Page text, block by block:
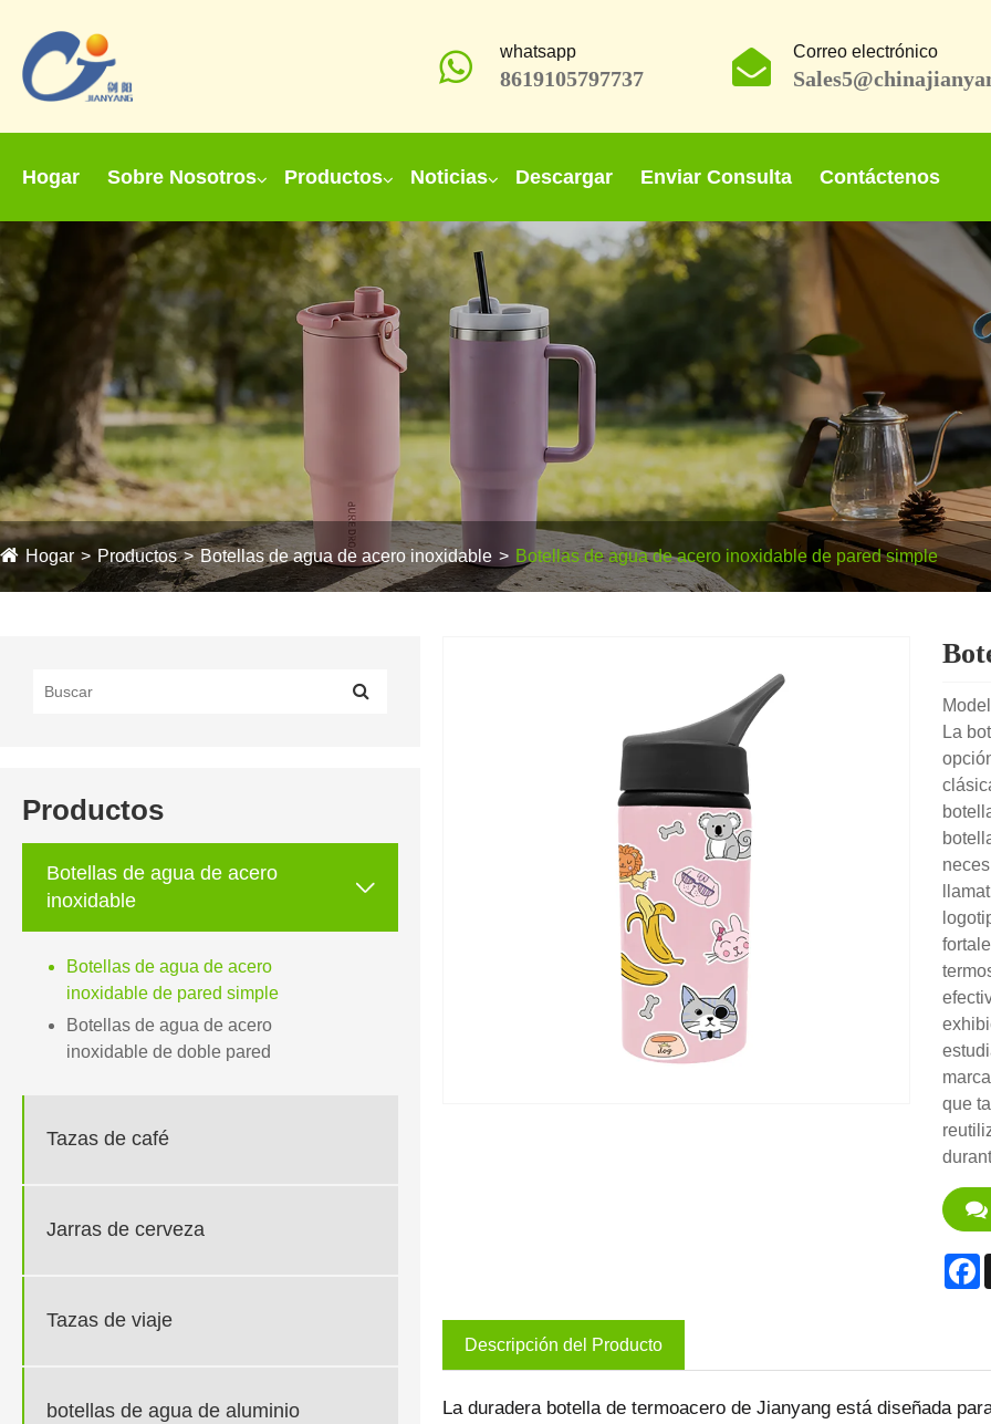
whatsapp
8619105797737
Correo electrónico
Hogar Sobre Nosotros Productos Noticias Descargar Enviar Consulta Contáctenos
Hogar Productos Botellas de agua de acero inoxidable Botellas de agua de acero inoxidable de pared simple
Productos
Botellas de agua de acero
inoxidable

Botellas de agua de acero
inoxidable de pared simple
Botellas de agua de acero
inoxidable de doble pared
Tazas de café
Jarras de cerveza
Tazas de viaje
botellas de agua de aluminio
La
que
Descripción del Producto
La duradera botella de termoacero de Jianyang está diseñada